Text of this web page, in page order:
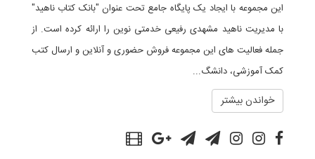
این مجموعه با ایجاد یک پایگاه جامع تحت عنوان "بانک کتاب ناهید"
با مدیریت ناهید مشهدی رفیعی خدمتی نوین را ارائه کرده است. از
جمله فعالیت های این مجموعه فروش حضوری و آنلاین و ارسال کتب
کمک آموزشی، دانشگ...
خواندن بیشتر